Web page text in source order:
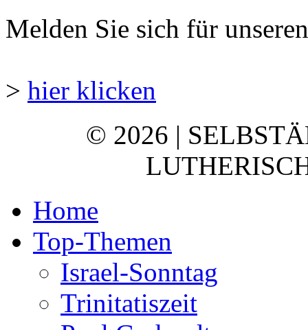
Melden Sie sich für
> hier klicken
© 2026 |
Home
Top-Themen
Israel-Sonntag
Trinitatiszeit